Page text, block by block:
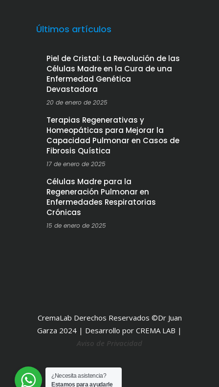
Últimos artículos
Piel de Cristal: La Revolución de las
Células Madre en la Cura de una
Enfermedad Genética
Devastadora
20 de enero de 2025
Terapias Regenerativas y
Homeopáticas para Mejorar la
Capacidad Pulmonar en Casos de
Fibrosis Quística
17 de enero de 2025
Células Madre para la
Regeneración Pulmonar en
Enfermedades Respiratorias
Crónicas
15 de enero de 2025
CremaLab Derechos Reservados ©Dr Juan
Garza 2024 | Desarrollo por CREMA LAB |
Aviso de Privacidad
¿Necesita asistencia?
Estamos para ayudarle